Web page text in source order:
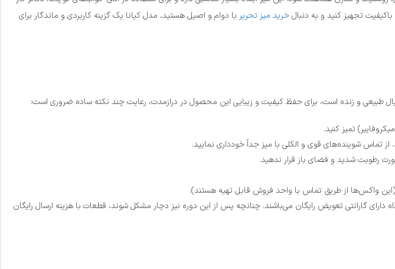
تجهیز کنید و به دنبالخرید میز تحریر با دوام و اصیل هستید، مدل کیانا یک گزینه کاربردی و ماندگار برای
طبیعی و زنده است، برای حفظ کیفیت و زیبایی این محصول در درازمدت، رعایت چند نکته ساده ضروری است:
تمیز کنید.
تماس شوینده‌های قوی و الکلی با میز جداً خودداری نمایید.
یراق‌آلات استفاده شده در محصولات (شامل لولاها، ریل‌ها، مگنت‌ها، چرخ‌ها و دستگیره‌ها) تا ۶ ماه دارای گارانتی تعویض رایگان می‌باشند. چنانچه پس از این دوره نیز دچار مشکل شوند، قطعات با هزینه ارسال رایگان